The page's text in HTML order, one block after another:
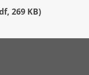
, 269 KB)